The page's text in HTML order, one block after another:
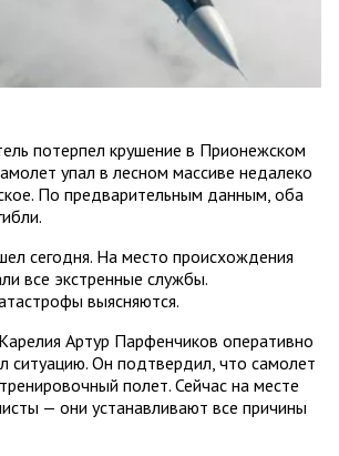
потерпел крушение в Прионежском
упал в лесном массиве недалеко
По предварительным данным, оба
сегодня. На место происхождения
все экстренные службы.
выясняются.
Артур Парфенчиков оперативно
ситуацию. Он подтвердил, что самолет
полет. Сейчас на месте
— они устанавливают все причины